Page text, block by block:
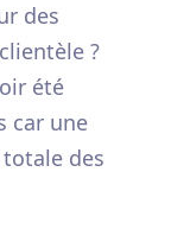
des
?
été
car une
des